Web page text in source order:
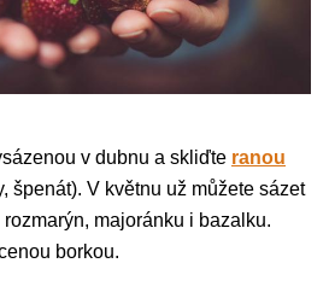
v dubnu a skliďte ranou
špenát). V květnu už můžete sázet
rozmarýn, majoránku i bazalku.
borkou.